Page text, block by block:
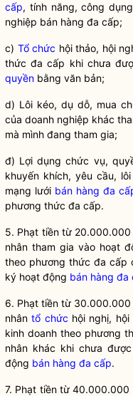
cấp, tính năng, công
nghiệp bán hàng đa cấp;
c) Tổ chức hội thảo, hội
thức đa cấp khi chưa
quyền bằng văn bản;
d) Lôi kéo, dụ dỗ, mua
của doanh nghiệp khác
mà mình đang tham gia;
đ) Lợi dụng chức vụ,
khuyến khích, yêu cầu,
mạng lưới bán hàng đa
phương thức đa cấp.
5. Phạt tiền từ
nhân tham gia vào hoạt
theo phương thức đa cấp
ký hoạt động bán hàng đa
6. Phạt tiền từ
nhântổ chức hội nghị,
kinh doanh theo phương
nhân khác khi chưa
động bán hàng đa cấp.
7. Phạt tiền từ